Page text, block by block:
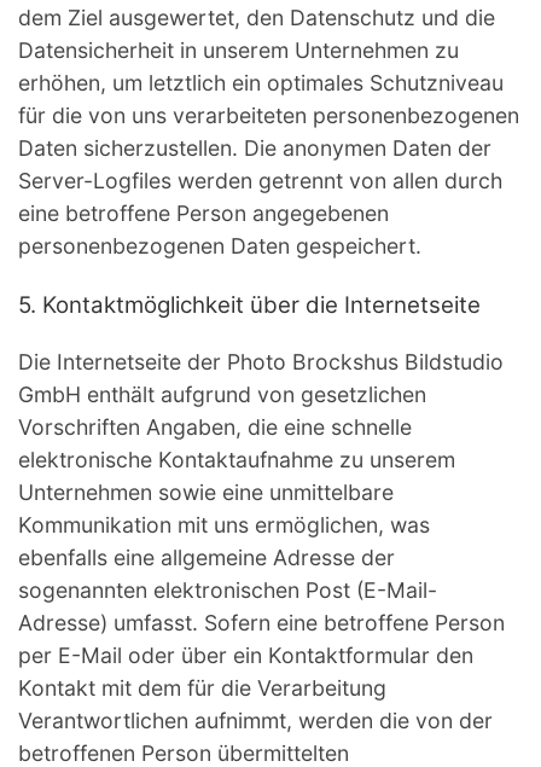
dem Ziel ausgewertet, den Datenschutz und die
Datensicherheit in unserem Unternehmen zu
erhöhen, um letztlich ein optimales Schutzniveau
für die von uns verarbeiteten personenbezogenen
Daten sicherzustellen. Die anonymen Daten der
Server-Logfiles werden getrennt von allen durch
eine betroffene Person angegebenen
personenbezogenen Daten gespeichert.
5. Kontaktmöglichkeit über die Internetseite
Die Internetseite der Photo Brockshus Bildstudio
GmbH enthält aufgrund von gesetzlichen
Vorschriften Angaben, die eine schnelle
elektronische Kontaktaufnahme zu unserem
Unternehmen sowie eine unmittelbare
Kommunikation mit uns ermöglichen, was
ebenfalls eine allgemeine Adresse der
sogenannten elektronischen Post (E-Mail-
Adresse) umfasst. Sofern eine betroffene Person
per E-Mail oder über ein Kontaktformular den
Kontakt mit dem für die Verarbeitung
Verantwortlichen aufnimmt, werden die von der
betroffenen Person übermittelten